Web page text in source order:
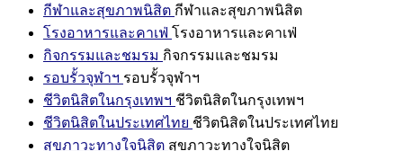
กีฬาและสุขภาพนิสิต กีฬาและสุขภาพนิสิต
โรงอาหารและคาเฟ่ โรงอาหารและคาเฟ่
กิจกรรมและชมรม กิจกรรมและชมรม
รอบรั้วจุฬาฯ รอบรั้วจุฬาฯ
ชีวิตนิสิตในกรุงเทพฯ ชีวิตนิสิตในกรุงเทพฯ
ชีวิตนิสิตในประเทศไทย ชีวิตนิสิตในประเทศไทย
สุขภาวะทางใจนิสิต สุขภาวะทางใจนิสิต